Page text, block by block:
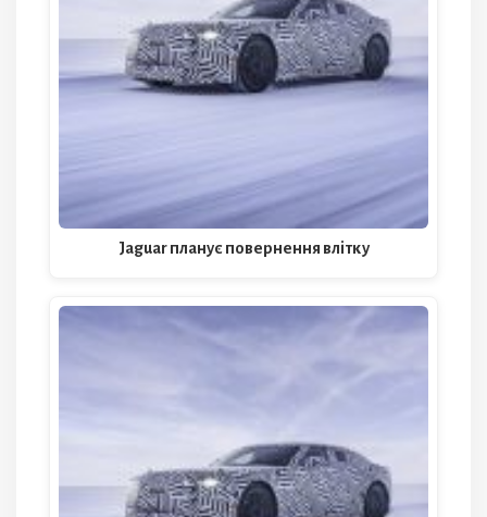
Jaguar планує повернення влітку